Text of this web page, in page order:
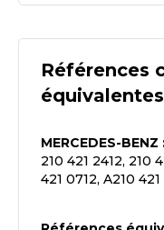
Références
équivalentes
MERCEDES-BENZ
210 421 2412, 210
421 0712, A210